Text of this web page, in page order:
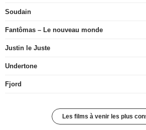
Soudain
Fantômas – Le nouveau monde
Justin le Juste
Undertone
Fjord
Les films à venir les plus